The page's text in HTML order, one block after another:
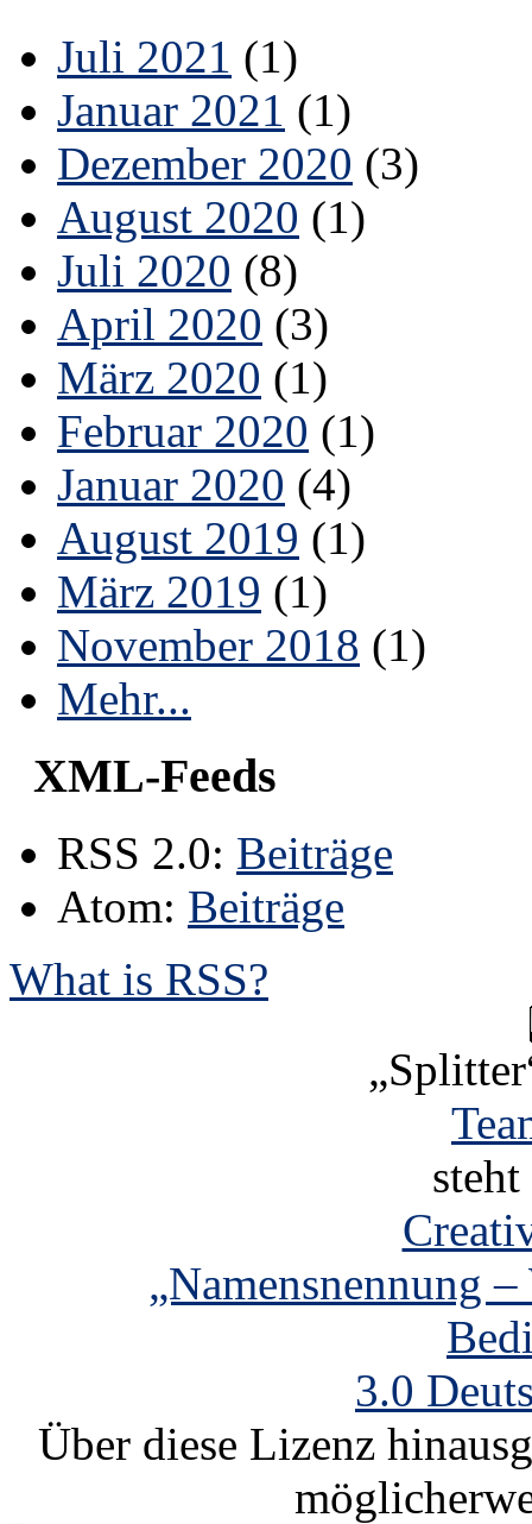
Juli 2021 (1)
Januar 2021 (1)
Dezember 2020 (3)
August 2020 (1)
Juli 2020 (8)
April 2020 (3)
März 2020 (1)
Februar 2020 (1)
Januar 2020 (4)
August 2019 (1)
März 2019 (1)
November 2018 (1)
Mehr...
XML-Feeds
RSS 2.0: Beiträge
Atom: Beiträge
What is RSS?
„Namensnennung
3.0
Über diese Lizenz